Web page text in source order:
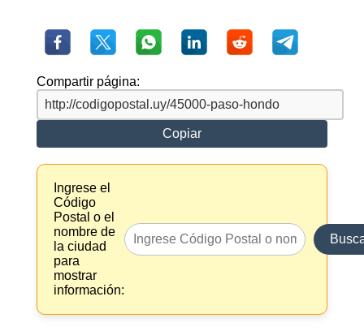
Compartir página:
Copiar
Ingrese el
Código
Postal o el
nombre de
la ciudad
para
mostrar
información: